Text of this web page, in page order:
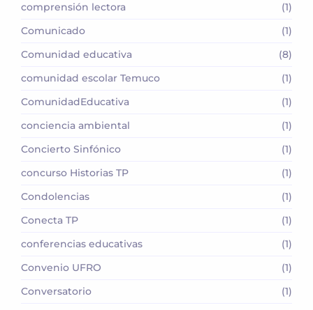
comprensión lectora
(1)
Comunicado
(1)
Comunidad educativa
(8)
comunidad escolar Temuco
(1)
ComunidadEducativa
(1)
conciencia ambiental
(1)
Concierto Sinfónico
(1)
concurso Historias TP
(1)
Condolencias
(1)
Conecta TP
(1)
conferencias educativas
(1)
Convenio UFRO
(1)
Conversatorio
(1)